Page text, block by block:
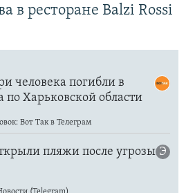
в ресторане Balzi Rossi